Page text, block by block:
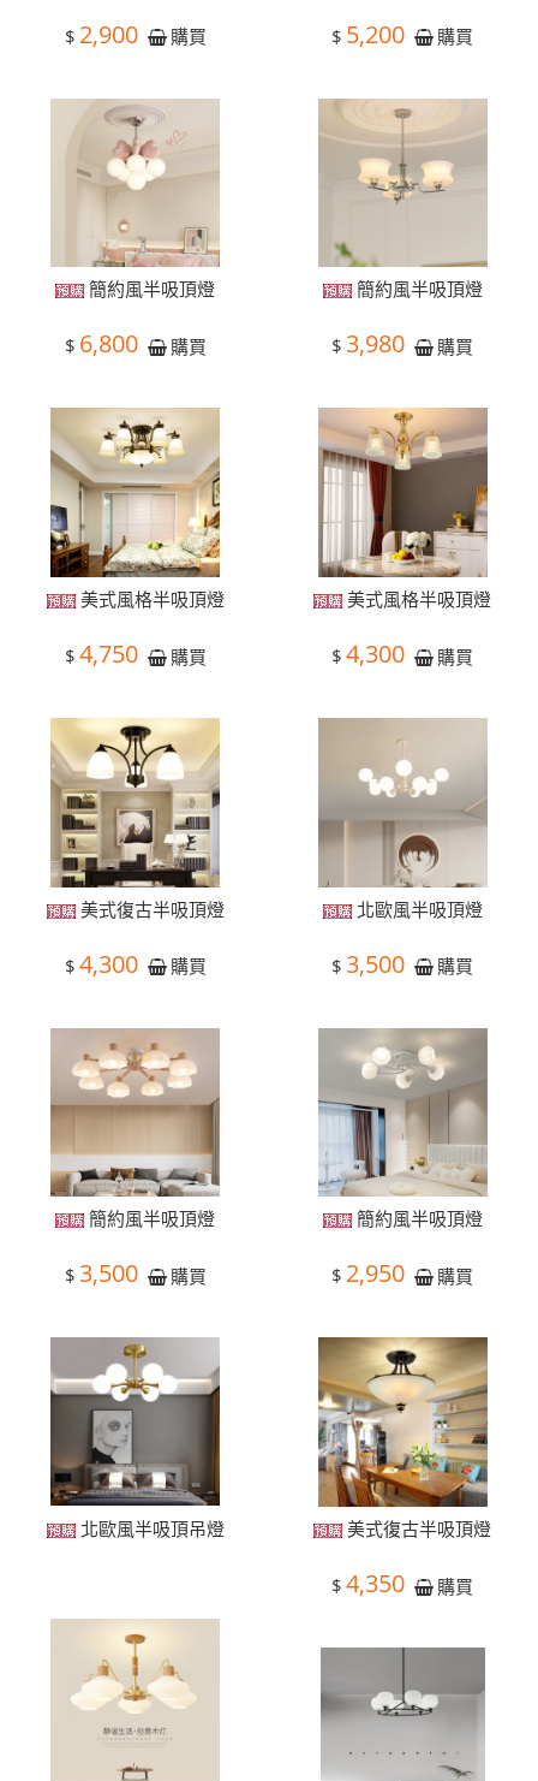
$ 2,900 購買 $ 5,200 購買
簡約風半吸頂燈
$ 6,800 購買
簡約風半吸頂燈
$ 3,980 購買
美式風格半吸頂燈
$ 4,750 購買
美式風格半吸頂燈
$ 4,300 購買
美式復古半吸頂燈
$ 4,300 購買
北歐風半吸頂燈
$ 3,500 購買
簡約風半吸頂燈
$ 3,500 購買
簡約風半吸頂燈
$ 2,950 購買
北歐風半吸頂吊燈 美式復古半吸頂燈
$ 4,350 購買